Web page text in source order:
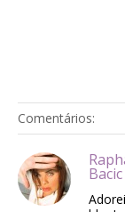
Comentários:
Bacic